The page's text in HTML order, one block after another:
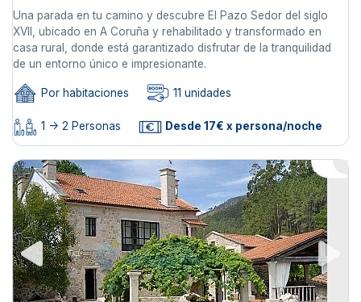
Una parada en tu camino y descubre El Pazo Sedor del siglo
XVII, ubicado en A Coruña y rehabilitado y transformado en
casa rural, donde está garantizado disfrutar de la tranquilidad
de un entorno único e impresionante.
Por habitaciones 11 unidades
1 -> 2 Personas Desde 17€ x persona/noche